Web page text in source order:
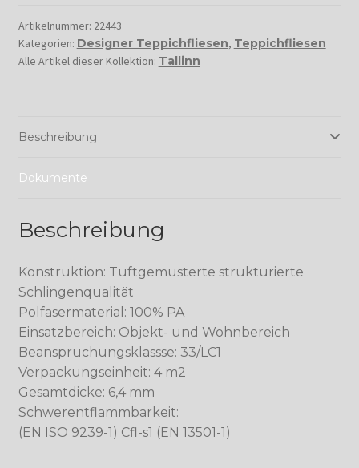
Artikelnummer: 22443
Kategorien: Designer Teppichfliesen, Teppichfliesen
Alle Artikel dieser Kollektion: Tallinn
Beschreibung
Dokumente
Beschreibung
Konstruktion: Tuftgemusterte strukturierte
Schlingenqualität
Polfasermaterial: 100% PA
Einsatzbereich: Objekt- und Wohnbereich
Beanspruchungsklassse: 33/LC1
Verpackungseinheit: 4 m2
Gesamtdicke: 6,4 mm
Schwerentflammbarkeit:
(EN ISO 9239-1) Cfl-s1 (EN 13501-1)